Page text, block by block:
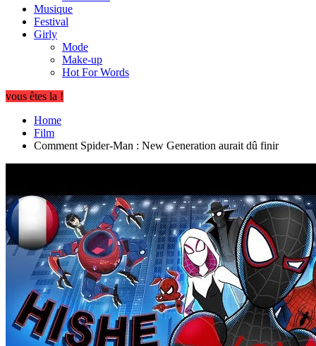
Musique
Festival
Girly
Mode
Make-up
Hot For Words
vous êtes la !
Home
Film
Comment Spider-Man : New Generation aurait dû finir